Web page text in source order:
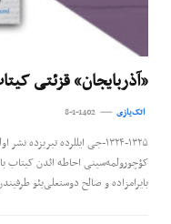
«آذربایجان» قزئتی‌
اتک‌یازی 8-1-1402
۱۳۲۴-۱۳۲۵-جی ایللرده
کؤچورولمه‌سینی احاطه‌‌‌ ائدن کیتاب
بایرامزاده و صالح دوستعلی‌یئو